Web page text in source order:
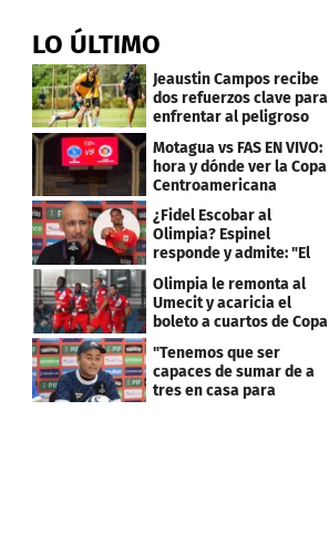
LO ÚLTIMO
Jeaustin Campos recibe
dos refuerzos clave para
enfrentar al peligroso
Motagua vs FAS EN VIVO:
hora y dónde ver la Copa
Centroamericana
¿Fidel Escobar al
Olimpia? Espinel
responde y admite: "El
resultado fue corto"
Olimpia le remonta al
Umecit y acaricia el
boleto a cuartos de Copa
"Tenemos que ser
capaces de sumar de a
tres en casa para